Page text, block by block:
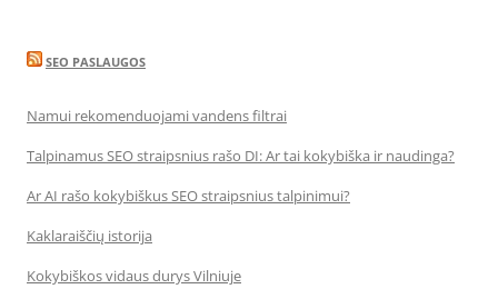
SEO PASLAUGOS
Namui rekomenduojami vandens filtrai
Talpinamus SEO straipsnius rašo DI: Ar tai kokybiška ir naudinga?
Ar AI rašo kokybiškus SEO straipsnius talpinimui?
Kaklaraiščių istorija
Kokybiškos vidaus durys Vilniuje